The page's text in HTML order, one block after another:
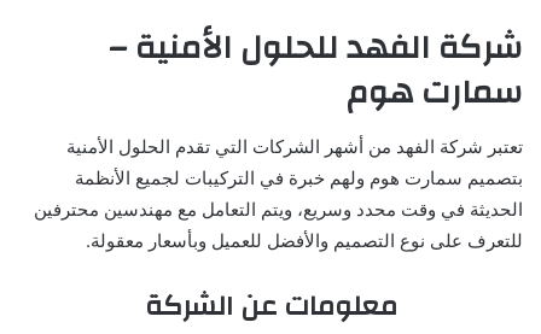
شركة الفهد للحلول الأمنية –
سمارت هوم
تعتبر شركة الفهد من أشهر الشركات التي تقدم الحلول الأمنية
بتصميم سمارت هوم ولهم خبرة في التركيبات لجميع الأنظمة
الحديثة في وقت محدد وسريع، ويتم التعامل مع مهندسين محترفين
للتعرف على نوع التصميم والأفضل للعميل وبأسعار معقولة.
معلومات عن الشركة